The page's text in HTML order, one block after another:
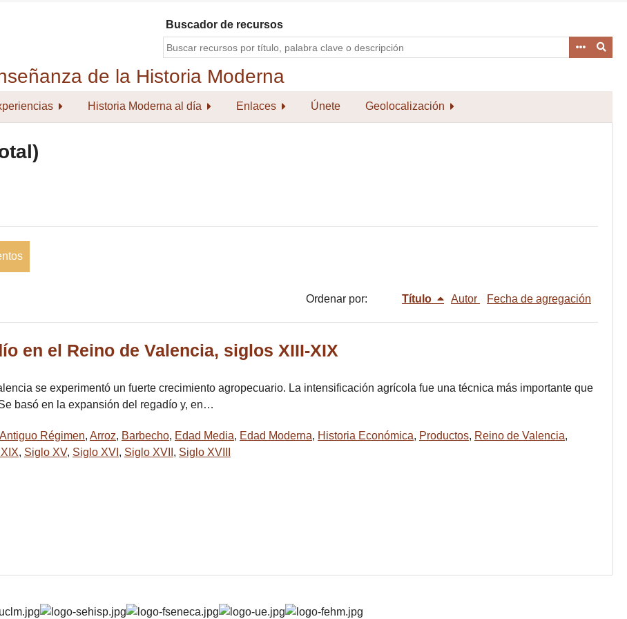
Buscador de recursos
Historia Moderna al día Enlaces Únete Geolocalización
Ordenar por: Título Autor Fecha de agregación
en el Reino de Valencia, siglos XIII-XIX
se experimentó un fuerte crecimiento agropecuario. La intensificación agrícola fue una técnica más importante que
basó en la expansión del regadío y, en…
Antiguo Régimen, Arroz, Barbecho, Edad Media, Edad Moderna, Historia Económica, Productos, Reino de Valencia,
, Siglo XV, Siglo XVI , Siglo XVII , Siglo XVIII